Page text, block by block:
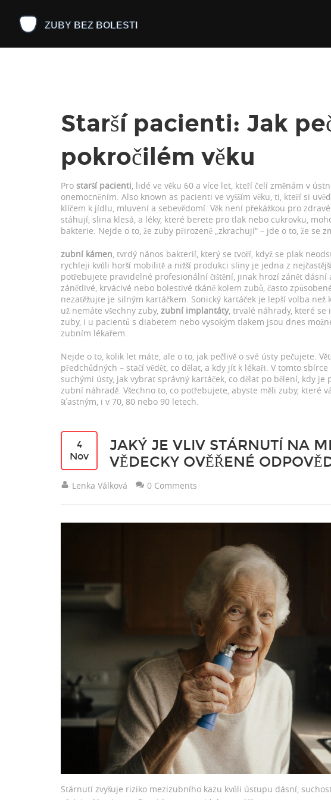
Starší pacienti: Jak
pokročilém věku
Pro starší pacienti, lidé ve věku 60 a více let, kteří čelí změnám v
onemocněním. Also known as pacienti ve vyšším věku, ti, kteří si
klíčem k jídlu, mluvení a sebevědomí. Věk není překážkou pro
stáhují, slina klesá, a léky, které berete pro tlak nebo cukrovku,
bakterie. Nejde o to, že zuby přirozeně „zkrachují“ – jde o to, že se
zubní kámen, tvrdý nános bakterií, který se tvoří, když se plak
rychleji kvůli horší mobilitě a nižší produkci sliny je jedna z
potřebujete pravidelné profesionální čištění, jinak hrozí zánět dásní
zánětlivé, krvácivé nebo bolestivé tkáně kolem zubů, často
nezatěžujte je silným kartáčkem. Sonický kartáček je lepší volba než
už nemáte všechny zuby, zubní implantáty, trvalé náhrady, které
zuby, i u pacientů s diabetem nebo vysokým tlakem jsou dnes
zubním lékařem.
Nejde o to, kolik let máte, ale o to, jak pečlivě o své ústy pečujete.
předchůdných – stačí vědět, co dělat, a kdy jít k lékaři. V tomto
suchými ústy, jak vybrat správný kartáček, co dělat po bělení, kdy
zubní náhradě. Všechno to, co potřebujete, abyste měli zuby, které
šťastným, i v 70, 80 nebo 90 letech.
4
Nov
JAKÝ JE VLIV STÁRNUTÍ NA
VĚDECKY OVĚŘENÉ
Lenka Válková 0 Comments
Stárnutí zvyšuje riziko mezizubního kazu kvůli ústupu dásní,